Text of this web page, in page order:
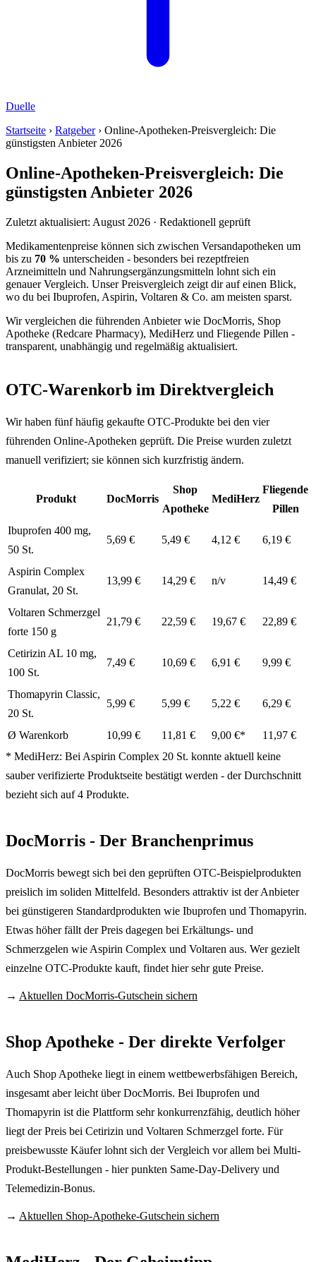
Duelle
Startseite › Ratgeber› Online-Apotheken-Preisvergleich: Die
günstigsten Anbieter 2026
Online-Apotheken-Preisvergleich: Die
günstigsten Anbieter 2026
Zuletzt aktualisiert: August 2026 · Redaktionell geprüft
Medikamentenpreise können sich zwischen Versandapotheken um
bis zu 70 % unterscheiden - besonders bei rezeptfreien
Arzneimitteln und Nahrungsergänzungsmitteln lohnt sich ein
genauer Vergleich. Unser Preisvergleich zeigt dir auf einen Blick,
wo du bei Ibuprofen, Aspirin, Voltaren & Co. am meisten sparst.
Wir vergleichen die führenden Anbieter wie DocMorris, Shop
Apotheke (Redcare Pharmacy), MediHerz und Fliegende Pillen -
transparent, unabhängig und regelmäßig aktualisiert.
OTC-Warenkorb im Direktvergleich
Wir haben fünf häufig gekaufte OTC-Produkte bei den vier
führenden Online-Apotheken geprüft. Die Preise wurden zuletzt
manuell verifiziert; sie können sich kurzfristig ändern.
Produkt DocMorris
Shop
Apotheke
MediHerz
Fliegende
Pillen
Ibuprofen 400 mg,
50 St.
5,69 € 5,49 € 4,12 € 6,19 €
Aspirin Complex
Granulat, 20 St.
13,99 € 14,29 € n/v 14,49 €
Voltaren Schmerzgel
forte 150 g
21,79 € 22,59 € 19,67 € 22,89 €
Cetirizin AL 10 mg,
100 St.
7,49 € 10,69 € 6,91 € 9,99 €
Thomapyrin Classic,
20 St.
5,99 € 5,99 € 5,22 € 6,29 €
Ø Warenkorb 10,99 € 11,81 € 9,00 €*
11,97 €
* MediHerz: Bei Aspirin Complex 20 St. konnte aktuell keine
sauber verifizierte Produktseite bestätigt werden - der Durchschnitt
bezieht sich auf 4 Produkte.
DocMorris - Der Branchenprimus
DocMorris bewegt sich bei den geprüften OTC-Beispielprodukten
preislich im soliden Mittelfeld. Besonders attraktiv ist der Anbieter
bei günstigeren Standardprodukten wie Ibuprofen und Thomapyrin.
Etwas höher fällt der Preis dagegen bei Erkältungs- und
Schmerzgelen wie Aspirin Complex und Voltaren aus. Wer gezielt
einzelne OTC-Produkte kauft, findet hier sehr gute Preise.
→ Aktuellen DocMorris-Gutschein sichern
Shop Apotheke - Der direkte Verfolger
Auch Shop Apotheke liegt in einem wettbewerbsfähigen Bereich,
insgesamt aber leicht über DocMorris. Bei Ibuprofen und
Thomapyrin ist die Plattform sehr konkurrenzfähig, deutlich höher
liegt der Preis bei Cetirizin und Voltaren Schmerzgel forte. Für
preisbewusste Käufer lohnt sich der Vergleich vor allem bei Multi-
Produkt-Bestellungen - hier punkten Same-Day-Delivery und
Telemedizin-Bonus.
→ Aktuellen Shop-Apotheke-Gutschein sichern